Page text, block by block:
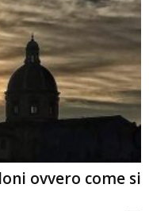
ovvero come si